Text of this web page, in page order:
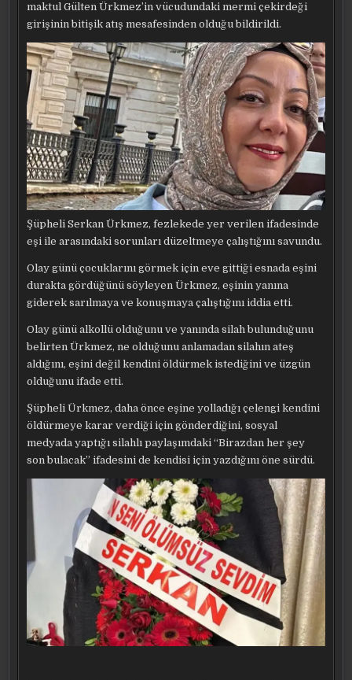
maktul Gülten Ürkmez’in vücudundaki mermi çekirdeği
girişinin bitişik atış mesafesinden olduğu bildirildi.
Şüpheli Serkan Ürkmez, fezlekede yer verilen ifadesinde
eşi ile arasındaki sorunları düzeltmeye çalıştığını savundu.
Olay günü çocuklarını görmek için eve gittiği esnada eşini
durakta gördüğünü söyleyen Ürkmez, eşinin yanına
giderek sarılmaya ve konuşmaya çalıştığını iddia etti.
Olay günü alkollü olduğunu ve yanında silah bulunduğunu
belirten Ürkmez, ne olduğunu anlamadan silahın ateş
aldığını, eşini değil kendini öldürmek istediğini ve üzgün
olduğunu ifade etti.
Şüpheli Ürkmez, daha önce eşine yolladığı çelengi kendini
öldürmeye karar verdiği için gönderdiğini, sosyal
medyada yaptığı silahlı paylaşımdaki “Birazdan her şey
son bulacak” ifadesini de kendisi için yazdığını öne sürdü.